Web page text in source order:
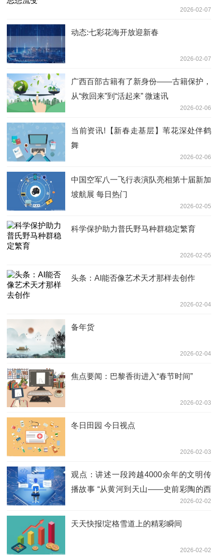
2026-02-07
动态:七彩花海开放迎新春
2026-02-07
广西百部古籍有了新身份——古籍保护，
从“救回来”到“活起来” 微速讯
2026-02-06
当前资讯!【新春走基层】苇花深处伴鹤
舞
2026-02-06
中国空军八一飞行表演队亮相第十届新加
坡航展 每日热门
2026-02-05
科学保护助力普氏野马种群稳定繁育
2026-02-05
头条：AI能否像艺术天才那样去创作
2026-02-04
备年货
2026-02-04
焦点要闻：巴黎香街进入“春节时间”
2026-02-03
冬日田园 今日视点
2026-02-03
观点：讲述一段跨越4000余年的文明传
播故事 “从黄河到天山——史前彩陶的西
2026-02-02
天天快报!定格雪道上的精彩瞬间
2026-02-02